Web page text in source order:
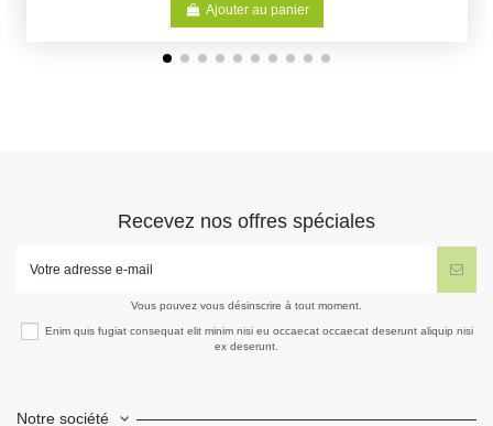
Recevez nos offres spéciales
Vous pouvez vous désinscrire à tout moment.
Enim quis fugiat consequat elit minim nisi eu occaecat occaecat deserunt aliquip nisi
ex deserunt.
Notre société